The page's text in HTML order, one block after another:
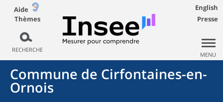
Aide
Thèmes
RECHERCHE
English
Presse
MENU
Commune de Cirfontaines-en-
Ornois